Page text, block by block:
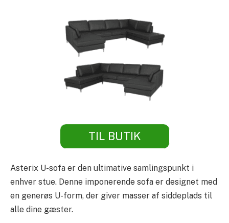
TIL BUTIK
Asterix U-sofa er den ultimative samlingspunkt i
enhver stue. Denne imponerende sofa er designet med
en generøs U-form, der giver masser af siddeplads til
alle dine gæster.